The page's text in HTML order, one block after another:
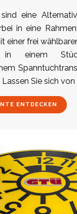
eine
in eine
einer frei
in einem
Sie sich
ENTDECKEN